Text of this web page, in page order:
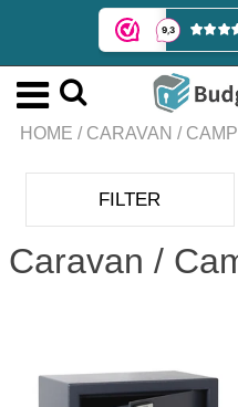
HOME / CARAVAN /
FILTER
Caravan /